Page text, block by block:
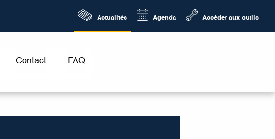
Actualités Agenda Accéder aux outils
Contact FAQ